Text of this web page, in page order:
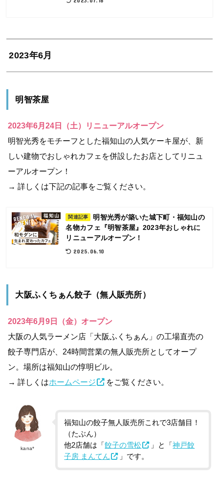
2023年6月
明智茶屋
2023年6月24日（土）リニューアルオープン
明智光秀をモチーフとした福知山の人気ケーキ屋が、新
しい建物でおしゃれカフェを併設したお店としてリニュ
ーアルオープン！
→ 詳しくは下記の記事をご覧ください。
関連記事
明智光秀が築いた城下町・福知山の
名物カフェ『明智茶屋』2023年おしゃれに
リニューアルオープン！
2025.06.10
大阪ふくちぁん餃子（無人販売所）
2023年6月9日（金）オープン
大阪の人気ラーメン店「大阪ふくちぁん」の工場直売の
餃子専門店が、24時間営業の無人販売所としてオープ
ン。場所は福知山の惇明ビル。
→ 詳しくはホームページ をご覧ください。
kana*
福知山の餃子無人販売所これで3店舗目！
（たぶん）
他2店舗は「餃子の雪松 」と「神戸餃
子房 まんてん
」です。